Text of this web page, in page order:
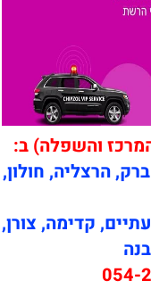
והשפלה) ב:
הרצליה, חולון,
קדימה, צורן,
054-